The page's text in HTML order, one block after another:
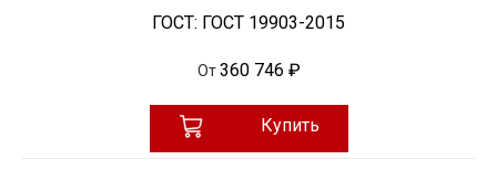
ГОСТ: ГОСТ 19903-2015
От 360 746 ₽
Купить